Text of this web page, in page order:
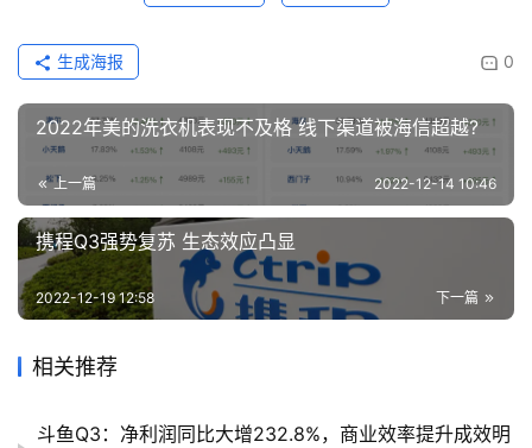
0
生成海报
2022年美的洗衣机表现不及格 线下渠道被海信超越?
上一篇 2022-12-14 10:46
携程Q3强势复苏 生态效应凸显
下一篇
2022-12-19 12:58
相关推荐
斗鱼Q3：净利润同比大增232.8%，商业效率提升成效明